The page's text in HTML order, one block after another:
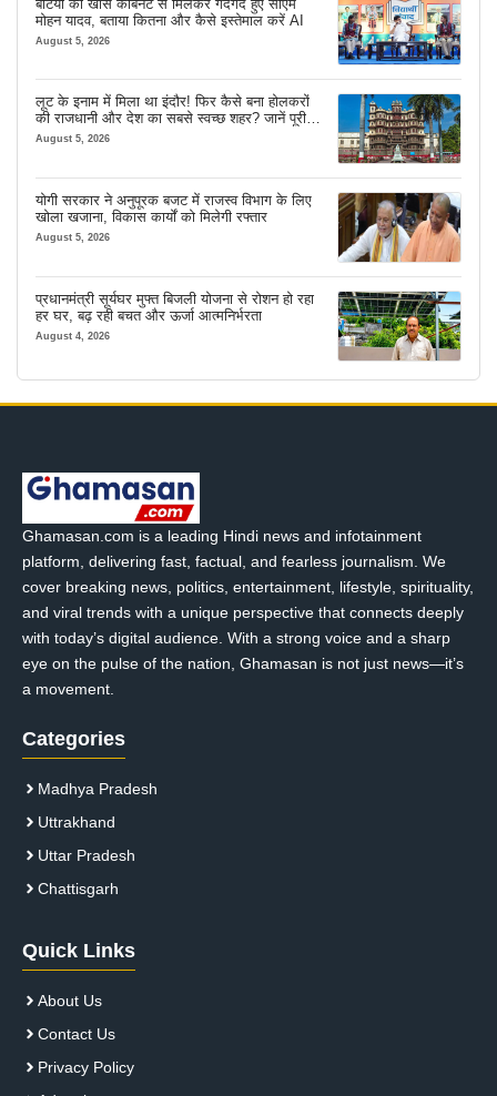
बेटियों की खास कैबिनेट से मिलकर गदगद हुए सीएम
मोहन यादव, बताया कितना और कैसे इस्तेमाल करें AI
August 5, 2026
लूट के इनाम में मिला था इंदौर! फिर कैसे बना होलकरों
की राजधानी और देश का सबसे स्वच्छ शहर? जानें पूरी
कहानी
August 5, 2026
योगी सरकार ने अनुपूरक बजट में राजस्व विभाग के लिए
खोला खजाना, विकास कार्यों को मिलेगी रफ्तार
August 5, 2026
प्रधानमंत्री सूर्यघर मुफ्त बिजली योजना से रोशन हो रहा
हर घर, बढ़ रही बचत और ऊर्जा आत्मनिर्भरता
August 4, 2026
Ghamasan.com is a leading Hindi news and infotainment
platform, delivering fast, factual, and fearless journalism. We
cover breaking news, politics, entertainment, lifestyle, spirituality,
and viral trends with a unique perspective that connects deeply
with today’s digital audience. With a strong voice and a sharp
eye on the pulse of the nation, Ghamasan is not just news—it’s
a movement.
Categories
Madhya Pradesh
Uttrakhand
Uttar Pradesh
Chattisgarh
Quick Links
About Us
Contact Us
Privacy Policy